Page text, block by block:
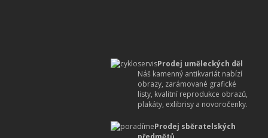
Prodej uměleckých děl
Náš kamenný antikvariát nabízí
obrazy, zarámované grafické
listy, kvalitní reprodukce obrazů,
plakáty, exlibrisy a novoročenky.
Prodej sběratelských